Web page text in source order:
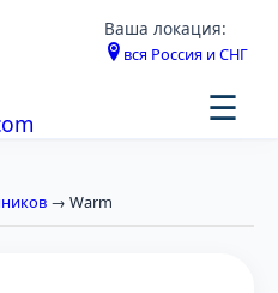
Ваша локация:
вся Россия и СНГ
☰
→ Warm